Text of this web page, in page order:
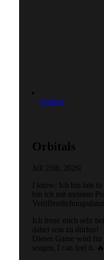
Gallerie
Orbitals
Juli 25th, 2026
I know: Ich bin late to
bin ich mit meinem
Ich freue mich sehr
dabei sein zu dürfen!
Dieses Game wird
sorgen, I can feel it. 🔥